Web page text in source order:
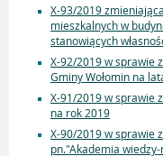
X-93/2019
mieszkalnych w
stanowiących
X-92/2019 w sprawie
Gminy Wołomin na
X-91/2019 w sprawie
na rok 2019
X-90/2019 w sprawie
pn."Akademia